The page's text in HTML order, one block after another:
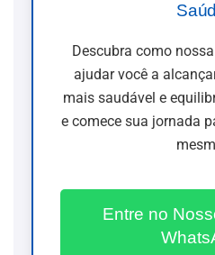
Descubra como
ajudar você a
mais saudável e
e comece sua jornada
Entre no